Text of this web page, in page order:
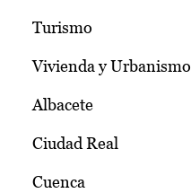
Turismo
Vivienda y Urbanismo
Albacete
Ciudad Real
Cuenca